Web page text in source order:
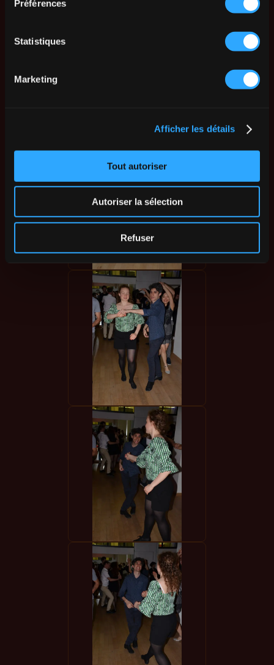
Préférences
Statistiques
Marketing
Afficher les détails
Tout autoriser
Autoriser la sélection
Refuser